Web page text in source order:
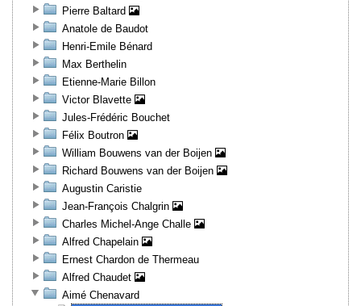
Pierre Baltard
Anatole de Baudot
Henri-Emile Bénard
Max Berthelin
Etienne-Marie Billon
Victor Blavette
Jules-Frédéric Bouchet
Félix Boutron
William Bouwens van der Boijen
Richard Bouwens van der Boijen
Augustin Caristie
Jean-François Chalgrin
Charles Michel-Ange Challe
Alfred Chapelain
Ernest Chardon de Thermeau
Alfred Chaudet
Aimé Chenavard